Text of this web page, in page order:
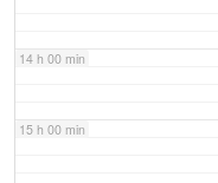
14 h 00 min
15 h 00 min